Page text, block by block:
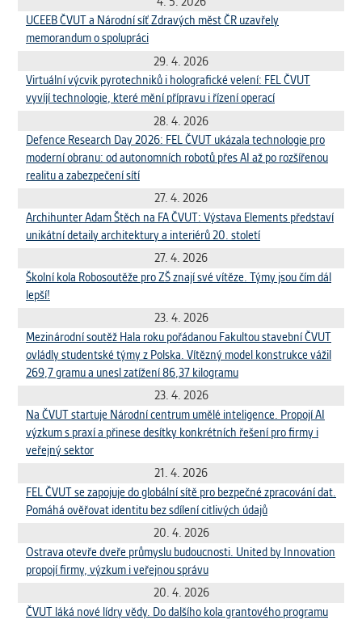
Slouží pro získávání anonymizovaných
statistických údajů, které nám pomáhají
vylepšovat naše aplikace. Zpravidla jde o
cookies systémů třetích stran, které k
těmto účelům využíváme.
Využívané za účelem zobrazení
správných nabídek a cílení obsahu podle
Vašich preferencí. Zpravidla jde o
cookies systémů třetích stran, které nám
s analýzou uživatelského chování
pomáhají.
OSTATNÍ
Cookies, které aplikace nedokáže zařadit.
Naším cílem je, aby tato kategorie
zůstala prázdná a všechny cookies byly
přiřazeny do některé z kategorií
uvedených výše.
UCEEB ČVUT a Národní síť Zdravých měst ČR uzavřely
memorandum o spolupráci
29. 4. 2026
Virtuální výcvik pyrotechniků i holografické velení: FEL ČVUT
vyvíjí technologie, které mění přípravu i řízení operací
28. 4. 2026
Defence Research Day 2026: FEL ČVUT ukázala technologie pro
moderní obranu: od autonomních robotů přes AI až po rozšířenou
realitu a zabezpečení sítí
27. 4. 2026
Archihunter Adam Štěch na FA ČVUT: Výstava Elements představí
unikátní detaily architektury a interiérů 20. století
27. 4. 2026
Školní kola Robosoutěže pro ZŠ znají své vítěze. Týmy jsou čím dál
lepší!
23. 4. 2026
Mezinárodní soutěž Hala roku pořádanou Fakultou stavební ČVUT
ovládly studentské týmy z Polska. Vítězný model konstrukce vážil
269,7 gramu a unesl zatížení 86,37 kilogramu
23. 4. 2026
Na ČVUT startuje Národní centrum umělé inteligence. Propojí AI
výzkum s praxí a přinese desítky konkrétních řešení pro firmy i
veřejný sektor
21. 4. 2026
FEL ČVUT se zapojuje do globální sítě pro bezpečné zpracování dat.
Pomáhá ověřovat identitu bez sdílení citlivých údajů
20. 4. 2026
Ostrava otevře dveře průmyslu budoucnosti. United by Innovation
propojí firmy, výzkum i veřejnou správu
20. 4. 2026
ČVUT láká nové lídry vědy. Do dalšího kola grantového programu